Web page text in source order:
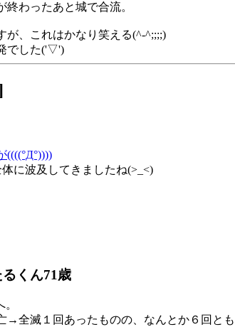
わったあと城で合流。
、これはかなり笑える(^-^;;;;)
でした('▽')
((((°Д°))))
に波及してきましたね(>_<)
くん71歳
全滅１回あったものの、なんとか６回とも